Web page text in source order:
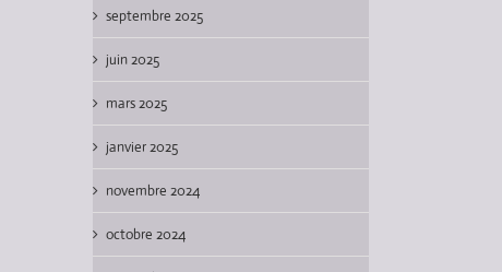
septembre 2025
juin 2025
mars 2025
janvier 2025
novembre 2024
octobre 2024